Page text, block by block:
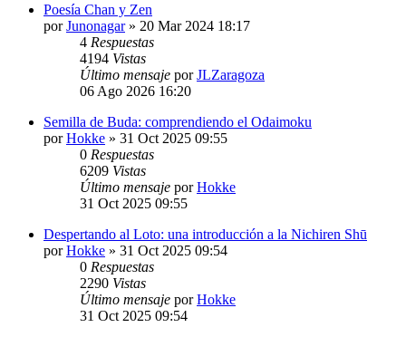
Poesía Chan y Zen
porJunonagar» 20 Mar 2024 18:17
4 Respuestas
4194 Vistas
Último mensaje porJLZaragoza
06 Ago 2026 16:20
Semilla de Buda: comprendiendo el Odaimoku
porHokke » 31 Oct 2025 09:55
0 Respuestas
6209 Vistas
Último mensaje porHokke
31 Oct 2025 09:55
Despertando al Loto: una introducción a la Nichiren Shū
porHokke » 31 Oct 2025 09:54
0 Respuestas
2290 Vistas
Último mensaje porHokke
31 Oct 2025 09:54